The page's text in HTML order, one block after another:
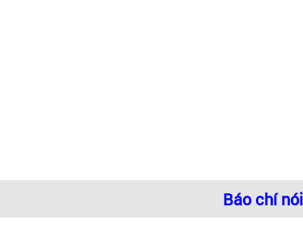
Báo chí